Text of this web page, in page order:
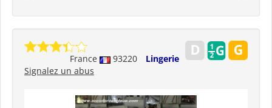
France 93220
Lingerie
Signalez un abus